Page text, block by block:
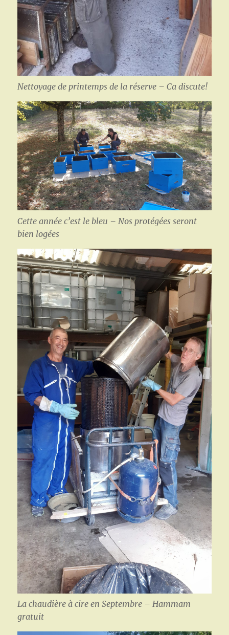
Nettoyage de printemps de la réserve – Ca discute!
Cette année c’est le bleu – Nos protégées seront
bien logées
La chaudière à cire en Septembre – Hammam
gratuit